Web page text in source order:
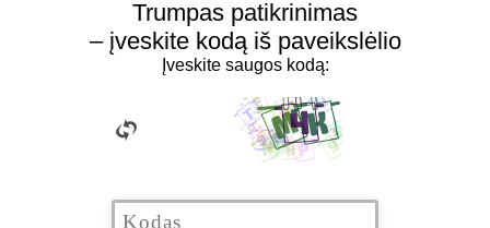
Trumpas patikrinimas
– įveskite kodą iš paveikslėlio
Įveskite saugos kodą: